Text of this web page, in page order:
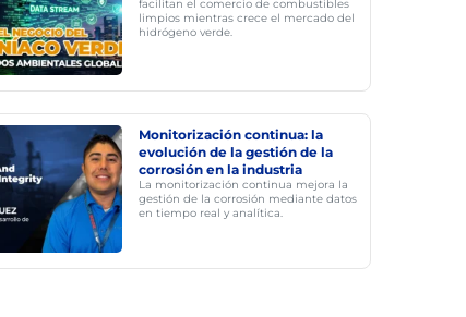
facilitan el comercio de combustibles
limpios mientras crece el mercado del
hidrógeno verde.
Monitorización continua: la
evolución de la gestión de la
corrosión en la industria
La monitorización continua mejora la
gestión de la corrosión mediante datos
en tiempo real y analítica.